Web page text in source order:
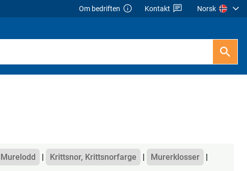
Om bedriften Kontakt Norsk
Krittsnor, Krittsnorfarge Murerklosser